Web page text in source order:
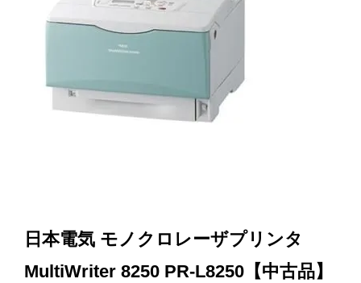
日本電気 モノクロレーザプリンタ
MultiWriter 8250 PR-L8250【中古品】